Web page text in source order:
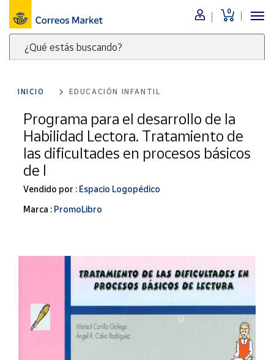
0
¿Qué estás buscando?
clave
para
buscar
productos
Correos
Market
Menú
Nuestro
catálogo
Alimentación
Bebidas
Ocio y cultura
Juguetes y
juegos
Libros y
Oficina y
Papelería
Para Canarias,
INICIO EDUCACIÓN INFANTIL
Programa para el desarrollo de la
Habilidad Lectora. Tratamiento de
las dificultades en procesos básicos
de l
Vendido por : Espacio Logopédico
Marca : PromoLibro